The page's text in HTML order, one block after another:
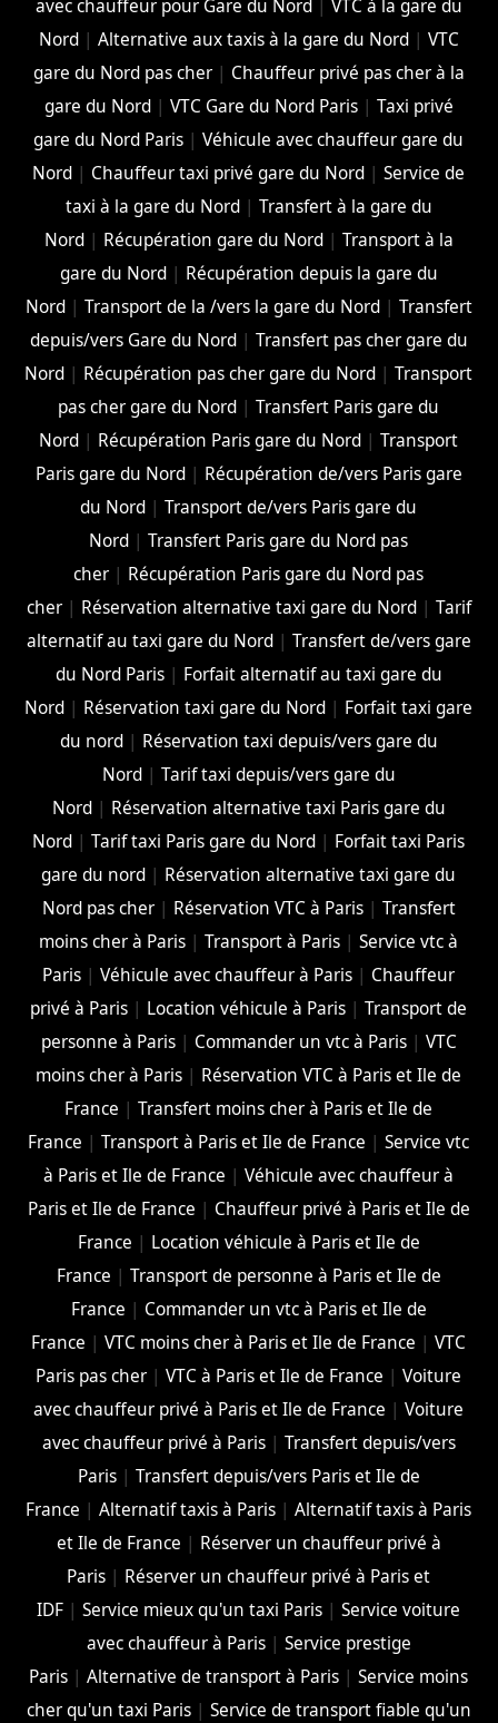
avec chauffeur pour Gare du Nord
VTC à la gare du
Nord| Alternative aux taxis à la gare du Nord| VTC
gare du Nord pas cher| Chauffeur privé pas cher à la
gare du Nord| VTC Gare du Nord Paris| Taxi privé
gare du Nord Paris |Véhicule avec chauffeur gare du
Nord | Chauffeur taxi privé gare du Nord |Service de
taxi à la gare du Nord| Transfert à la gare du
Nord| Récupération gare du Nord| Transport à la
gare du Nord| Récupération depuis la gare du
Nord| Transport de la /vers la gare du Nord| Transfert
depuis/vers Gare du Nord| Transfert pas cher gare du
Nord | Récupération pas cher gare du Nord |Transport
pas cher gare du Nord |Transfert Paris gare du
Nord | Récupération Paris gare du Nord |Transport
Paris gare du Nord| Récupération de/vers Paris gare
du Nord |Transport de/vers Paris gare du
Nord |Transfert Paris gare du Nord pas
cher | Récupération Paris gare du Nord pas
cher| Réservation alternative taxi gare du Nord| Tarif
alternatif au taxi gare du Nord| Transfert de/vers gare
du Nord Paris| Forfait alternatif au taxi gare du
Nord | Réservation taxi gare du Nord | Forfait taxi gare
du nord| Réservation taxi depuis/vers gare du
Nord| Tarif taxi depuis/vers gare du
Nord| Réservation alternative taxi Paris gare du
Nord |Tarif taxi Paris gare du Nord | Forfait taxi Paris
gare du nord | Réservation alternative taxi gare du
Nord pas cher| Réservation VTC à Paris| Transfert
moins cher à Paris |Transport à Paris |Service vtc à
Paris |Véhicule avec chauffeur à Paris | Chauffeur
privé à Paris | Location véhicule à Paris |Transport de
personne à Paris| Commander un vtc à Paris| VTC
moins cher à Paris | Réservation VTC à Paris et Ile de
France |Transfert moins cher à Paris et Ile de
France |Transport à Paris et Ile de France |Service vtc
à Paris et Ile de France |Véhicule avec chauffeur à
Paris et Ile de France | Chauffeur privé à Paris et Ile de
France | Location véhicule à Paris et Ile de
France | Transport de personne à Paris et Ile de
France | Commander un vtc à Paris et Ile de
France |VTC moins cher à Paris et Ile de France |VTC
Paris pas cher |VTC à Paris et Ile de France |Voiture
avec chauffeur privé à Paris et Ile de France |Voiture
avec chauffeur privé à Paris| Transfert depuis/vers
Paris| Transfert depuis/vers Paris et Ile de
France |Alternatif taxis à Paris |Alternatif taxis à Paris
et Ile de France | Réserver un chauffeur privé à
Paris | Réserver un chauffeur privé à Paris et
IDF |Service mieux qu'un taxi Paris |Service voiture
avec chauffeur à Paris| Service prestige
Paris |Alternative de transport à Paris |Service moins
cher qu'un taxi Paris| Service de transport fiable qu'un